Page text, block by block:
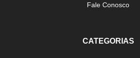
Fale Conosco
CATEGORIAS